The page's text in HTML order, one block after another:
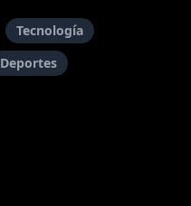
Tecnología
Deportes